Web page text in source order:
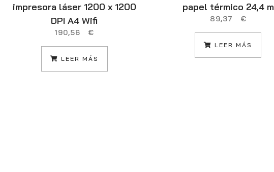
impresora láser 1200 x 1200
DPI A4 Wifi
190,56 €
LEER MÁS
papel térmico 24,4 m
89,37 €
LEER MÁS